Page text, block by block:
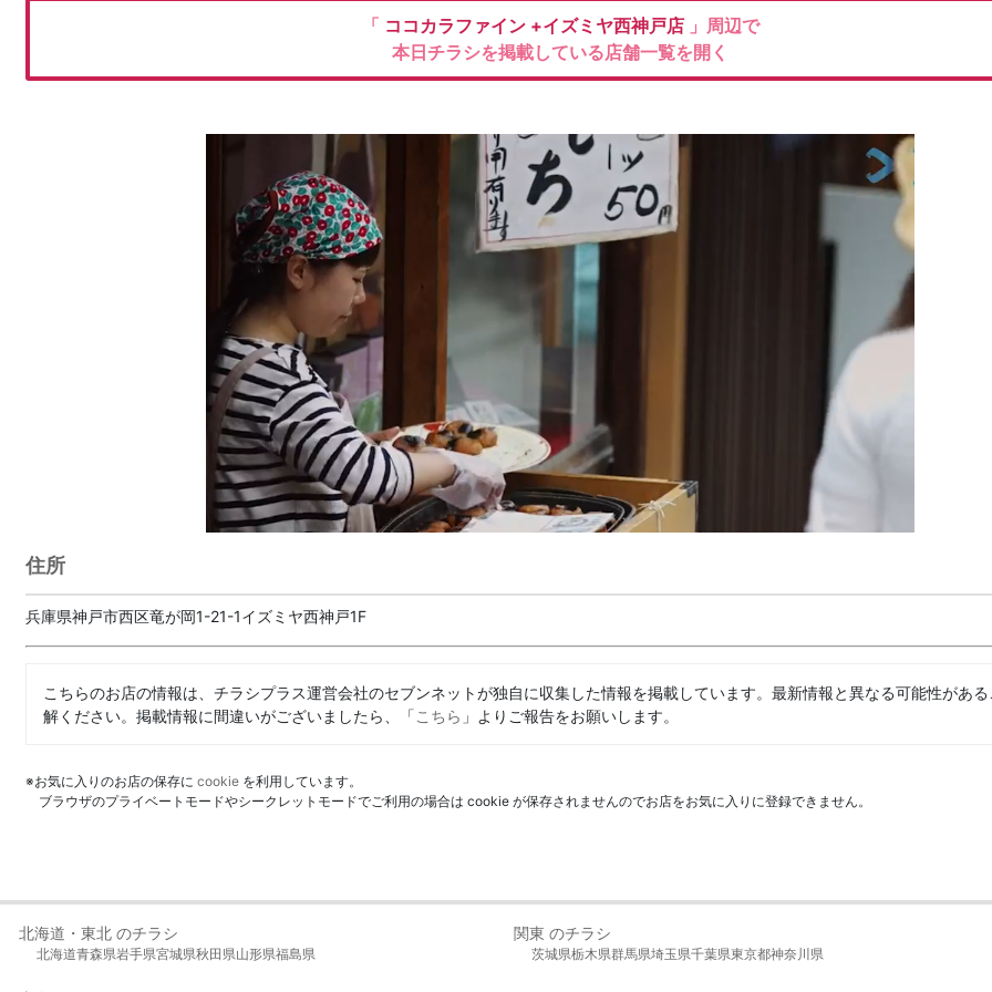
「 ココカラファイン +イズミヤ西神戸店 」周辺で
本日チラシを掲載している店舗一覧を開く
住所
兵庫県神戸市西区竜が岡1-21-1イズミヤ西神戸1F
こちらのお店の情報は、チラシプラス運営会社のセブンネットが独自に収集した情報を掲載しています。最新情報と異なる可能性があ
解ください。掲載情報に間違いがございましたら、「こちら 」よりご報告をお願いします。
※お気に入りのお店の保存に cookie を利用しています。
ブラウザのプライベートモードやシークレットモードでご利用の場合は cookie が保存されませんのでお店をお気に入りに登録できません。
北海道・東北 のチラシ
北海道青森県岩手県宮城県秋田県山形県福島県
関東 のチラシ
茨城県栃木県群馬県埼玉県千葉県東京都神奈川県